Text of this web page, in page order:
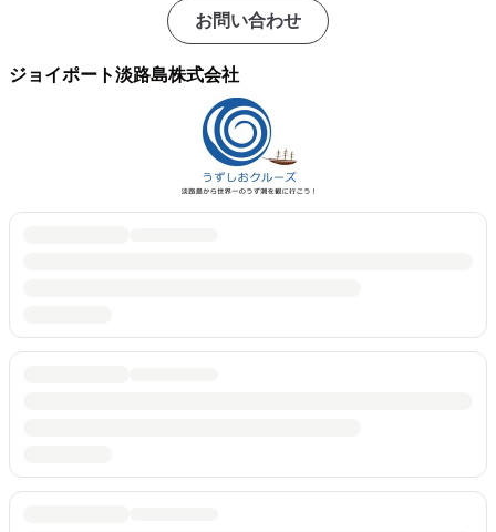
お問い合わせ
ジョイポート淡路島株式会社